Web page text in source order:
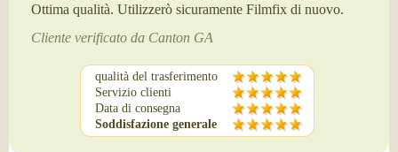
Ottima qualità. Utilizzerò sicuramente Filmfix di nuovo.
Cliente verificato da Canton GA
qualità del trasferimento
Servizio clienti
Data di consegna
Soddisfazione generale